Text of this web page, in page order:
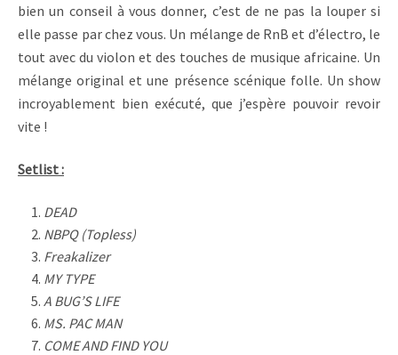
bien un conseil à vous donner, c’est de ne pas la louper si
elle passe par chez vous. Un mélange de RnB et d’électro, le
tout avec du violon et des touches de musique africaine. Un
mélange original et une présence scénique folle. Un show
incroyablement bien exécuté, que j’espère pouvoir revoir
vite !
Setlist :
DEAD
NBPQ (Topless)
Freakalizer
MY TYPE
A BUG’S LIFE
MS. PAC MAN
COME AND FIND YOU